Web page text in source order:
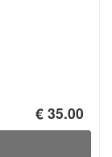
€ 35.00